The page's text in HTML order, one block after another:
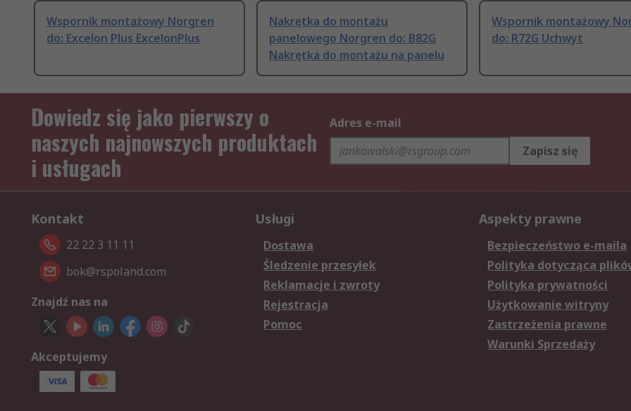
Wspornik montażowy Norgren
do: Excelon Plus ExcelonPlus
Nakrętka do montażu
panelowego Norgren do: B82G
Nakrętka do montażu na panelu
Wspornik montażowy
do: R72G Uchwyt
Dowiedz się jako pierwszy o
naszych najnowszych produktach
i usługach
Adres e-mail
Zapisz się
Kontakt
22 22 3 11 11
bok@rspoland.com
Znajdź nas na
Akceptujemy
Usługi
Dostawa
Śledzenie przesyłek
Reklamacje i zwroty
Rejestracja
Pomoc
Aspekty prawne
Bezpieczeństwo e-maila
Polityka dotycząca
Polityka prywatności
Użytkowanie witryny
Zastrzeżenia prawne
Warunki Sprzedaży